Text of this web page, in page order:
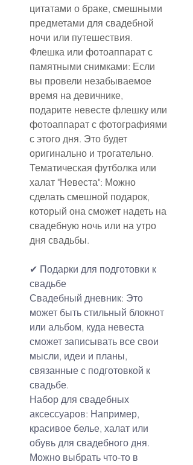
цитатами о браке, смешными
предметами для свадебной
ночи или путешествия.
Флешка или фотоаппарат с
памятными снимками: Если
вы провели незабываемое
время на девичнике,
подарите невесте флешку или
фотоаппарат с фотографиями
с этого дня. Это будет
оригинально и трогательно.
Тематическая футболка или
халат "Невеста": Можно
сделать смешной подарок,
который она сможет надеть на
свадебную ночь или на утро
дня свадьбы.
✔ Подарки для подготовки к
свадьбе
Свадебный дневник: Это
может быть стильный блокнот
или альбом, куда невеста
сможет записывать все свои
мысли, идеи и планы,
связанные с подготовкой к
свадьбе.
Набор для свадебных
аксессуаров: Например,
красивое белье, халат или
обувь для свадебного дня.
Можно выбрать что-то в